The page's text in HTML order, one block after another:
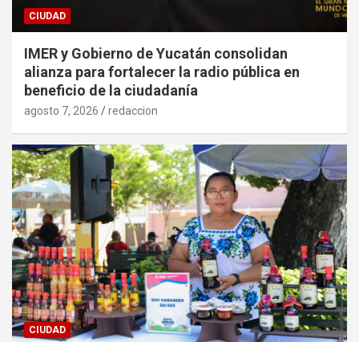
CIUDAD
IMER y Gobierno de Yucatán consolidan
alianza para fortalecer la radio pública en
beneficio de la ciudadanía
agosto 7, 2026 redaccion
CIUDAD